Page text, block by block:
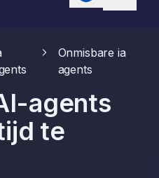
Onmisbare ia
agents
agents
te